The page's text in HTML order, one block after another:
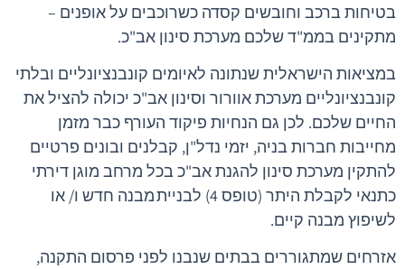
בטיחות ברכב וחובשים קסדה כשרוכבים על אופנים –
מתקינים בממ"ד שלכם מערכת סינון אב"כ.
במציאות הישראלית שנתונה לאיומים קונבנציונליים ובלתי
קונבנציונליים מערכת אוורור וסינון אב"כ יכולה להציל את
החיים שלכם. לכן גם הנחיות פיקוד העורף כבר מזמן
מחייבות חברות בניה, יזמי נדל"ן, קבלנים ובונים פרטיים
להתקין מערכת סינון להגנת אב"כ בכל מרחב מוגן דירתי
כתנאי לקבלת היתר (טופס 4) לבניית מבנה חדש ו/ או
לשיפוץ מבנה קיים.
אזרחים שמתגוררים בבתים שנבנו לפני פרסום התקנה,